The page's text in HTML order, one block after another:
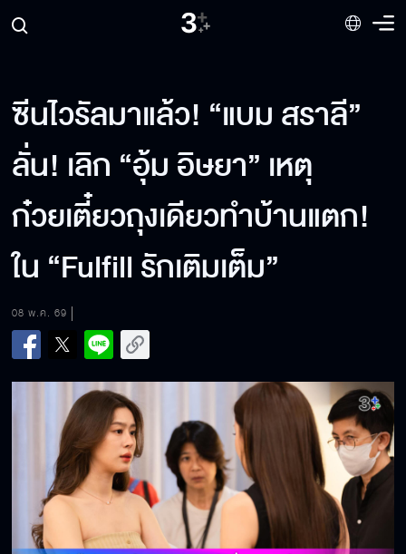
ซีนไวรัลมาแล้ว! “แบม สราลี”
ลั่น! เลิก “อุ้ม อิษยา” เหตุ
ก๋วยเตี๋ยวถุงเดียวทำบ้านแตก!
ใน “Fulfill รักเติมเต็ม”
08 พ.ค. 69